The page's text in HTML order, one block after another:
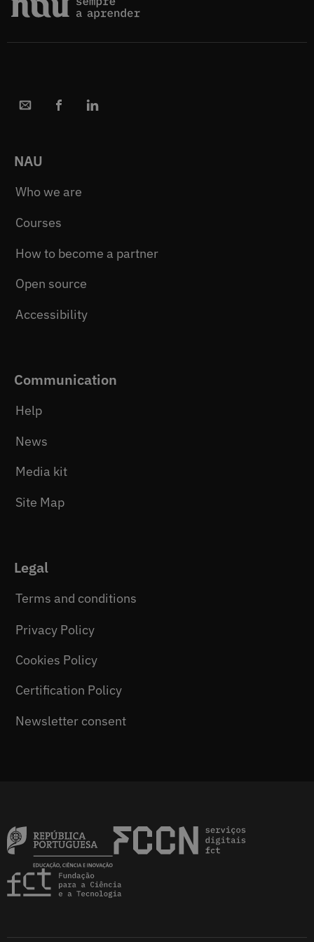
NAU
Who we are
Courses
How to become a partner
Open source
Accessibility
Communication
Help
News
Media kit
Site Map
Legal
Terms and conditions
Privacy Policy
Cookies Policy
Certification Policy
Newsletter consent